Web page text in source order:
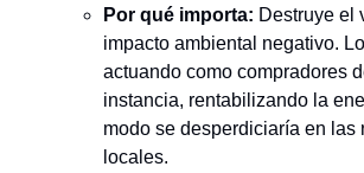
Por qué importa: Destruye el
impacto ambiental negativo.
actuando como compradores
instancia, rentabilizando la
modo se desperdiciaría en las
locales.